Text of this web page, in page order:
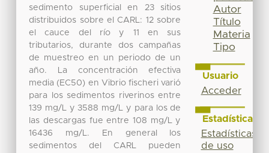
sedimento superficial en 23 sitios
distribuidos sobre el CARL: 12 sobre
el cauce del río y 11 en sus
tributarios, durante dos campañas
de muestreo en un periodo de un
año. La concentración efectiva
media (EC50) en Vibrio fischeri varió
para los sedimentos riverinos entre
139 mg/L y 3588 mg/L y para los de
las descargas fue entre 108 mg/L y
16436 mg/L. En general los
sedimentos del CARL pueden
Autor
Título
Materia
Tipo
Usuario
Acceder
Estadísticas
Estadísticas
de uso